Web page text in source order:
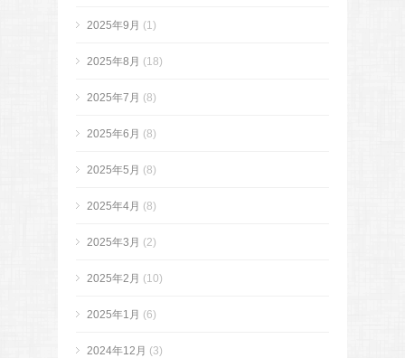
2025年9月 (1)
2025年8月 (18)
2025年7月 (8)
2025年6月 (8)
2025年5月 (8)
2025年4月 (8)
2025年3月 (2)
2025年2月 (10)
2025年1月 (6)
2024年12月 (3)